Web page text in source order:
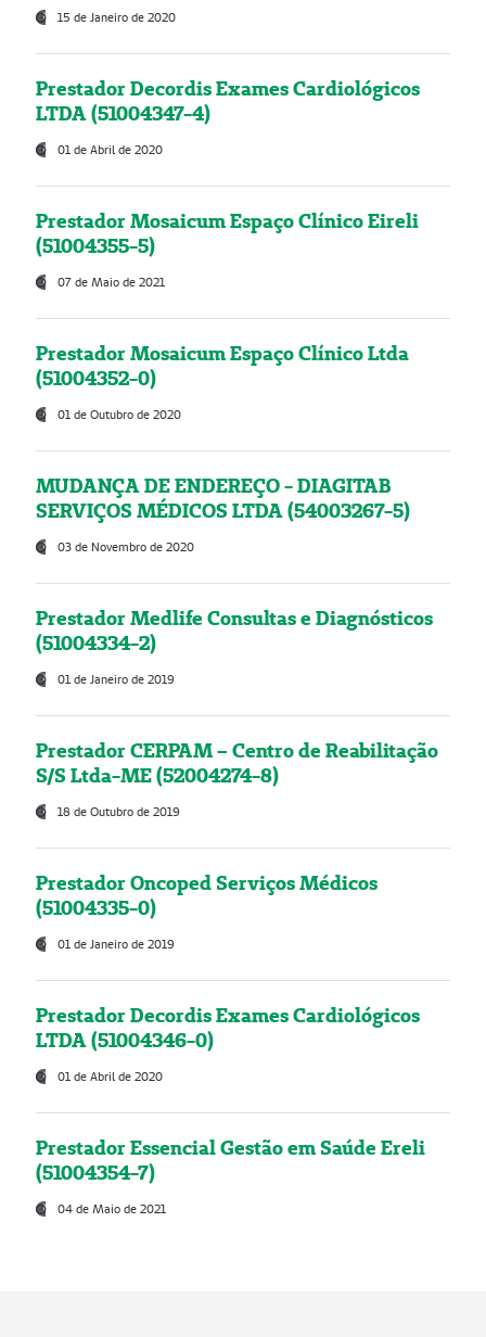
15 de Janeiro de 2020
Prestador Decordis Exames Cardiológicos
LTDA (51004347-4)
01 de Abril de 2020
Prestador Mosaicum Espaço Clínico Eireli
(51004355-5)
07 de Maio de 2021
Prestador Mosaicum Espaço Clínico Ltda
(51004352-0)
01 de Outubro de 2020
MUDANÇA DE ENDEREÇO - DIAGITAB
SERVIÇOS MÉDICOS LTDA (54003267-5)
03 de Novembro de 2020
Prestador Medlife Consultas e Diagnósticos
(51004334-2)
01 de Janeiro de 2019
Prestador CERPAM – Centro de Reabilitação
S/S Ltda-ME (52004274-8)
18 de Outubro de 2019
Prestador Oncoped Serviços Médicos
(51004335-0)
01 de Janeiro de 2019
Prestador Decordis Exames Cardiológicos
LTDA (51004346-0)
01 de Abril de 2020
Prestador Essencial Gestão em Saúde Ereli
(51004354-7)
04 de Maio de 2021